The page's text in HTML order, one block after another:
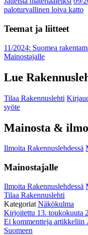
paloturvallinen loiva katto
Teemat ja liitteet
11/2024: Suomea
Mainostajalle
Lue
Tilaa Rakennuslehti
syöte
Mainosta &
Ilmoita Rakennuslehdessä
Mainostajalle
Ilmoita Rakennuslehdessä
Tilaa Rakennuslehti
Kategoriat Näkökulma
Kirjoitettu 13. toukokuuta
Ei kommentteja artikkeliin
Suomeen